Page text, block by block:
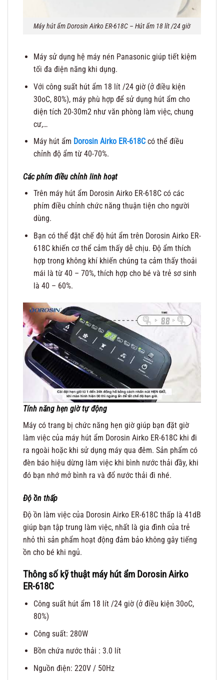
Máy hút ẩm Dorosin Airko ER-618C – Hút ẩm 18 lít /24 giờ
Máy sử dụng hệ máy nén Panasonic giúp tiết kiệm
tối đa điện năng khi dụng.
Với công suất hút ẩm 18 lít /24 giờ (ở điều kiện
30oC, 80%), máy phù hợp để sử dụng hút ẩm cho
diện tích 20-30m2 như văn phòng làm việc, chung
cư,…
Máy hút ẩm Dorosin Airko ER-618Ccó thể điều
chỉnh độ ẩm từ 40-70%.
Các phím điều chỉnh linh hoạt
Trên máy hút ẩm Dorosin Airko ER-618C có các
phím điều chỉnh chức năng thuận tiện cho người
dùng.
Bạn có thể đặt chế độ hút ẩm trên Dorosin Airko ER-
618C khiến cơ thể cảm thấy dễ chịu. Độ ẩm thích
hợp trong không khí khiến chúng ta cảm thấy thoải
mái là từ 40 – 70%, thích hợp cho bé và trẻ sơ sinh
là 40 – 60%.
Tính năng hẹn giờ tự động
Máy có trang bị chức năng hẹn giờ giúp bạn đặt giờ
làm việc của máy hút ẩm Dorosin Airko ER-618C khi đi
ra ngoài hoặc khi sử dụng máy qua đêm. Sản phẩm có
đèn báo hiệu dừng làm việc khi bình nước thải đầy, khi
đó bạn nhớ mở bình ra và đổ nước thải đi nhé.
Độ ồn thấp
Độ ồn làm việc của Dorosin Airko ER-618C thấp là 41dB
giúp bạn tập trung làm việc, nhất là gia đình của trẻ
nhỏ thì sản phẩm hoạt động đảm bảo không gây tiếng
ồn cho bé khi ngủ.
Thông số kỹ thuật máy hút ẩm Dorosin Airko
ER-618C
Công suất hút ẩm 18 lít /24 giờ (ở điều kiện 30oC,
80%)
Công suất: 280W
Bồn chứa nước thải : 3.0 lít
Nguồn điện: 220V / 50Hz